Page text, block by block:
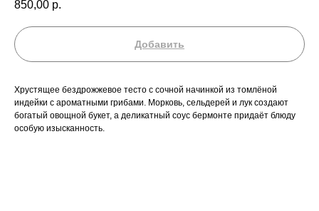
850,00 р.
Добавить
Хрустящее бездрожжевое тесто с сочной начинкой из томлёной
индейки с ароматными грибами. Морковь, сельдерей и лук создают
богатый овощной букет, а деликатный соус бермонте придаёт блюду
особую изысканность.